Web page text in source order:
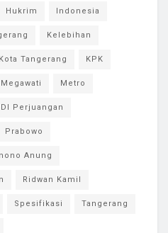
Hukrim Indonesia
Kelebihan
Kota Tangerang KPK
Megawati Metro
Perjuangan
Prabowo
Anung
Ridwan Kamil
Spesifikasi Tangerang